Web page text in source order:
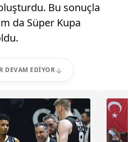
Bu sonuçla
da Süper Kupa
DEVAM EDIYOR